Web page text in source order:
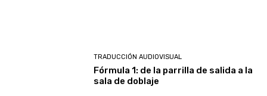
TRADUCCIÓN AUDIOVISUAL
Fórmula 1: de la parrilla de salida a la
sala de doblaje